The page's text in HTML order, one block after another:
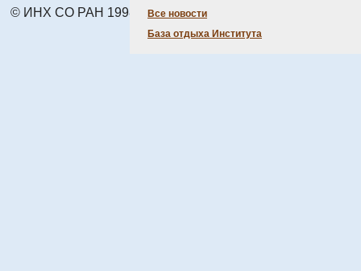
Все новости
База отдыха Института
© ИНХ СО РАН 1998 – 2026 г.